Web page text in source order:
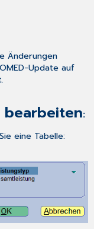
Änderungen
Update auf
:
eine Tabelle: